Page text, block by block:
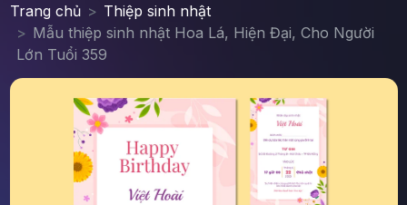
Trang chủ
Thiệp sinh nhật
Mẫu thiệp sinh nhật Hoa Lá, Hiện Đại, Cho Người
Lớn Tuổi 359